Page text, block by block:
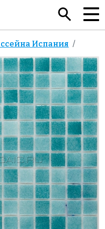
Испания